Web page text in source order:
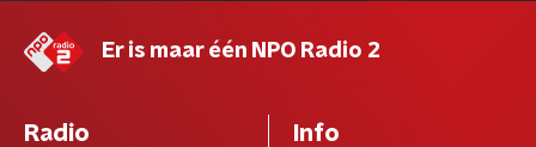
Er is maar één NPO Radio 2
Radio Info